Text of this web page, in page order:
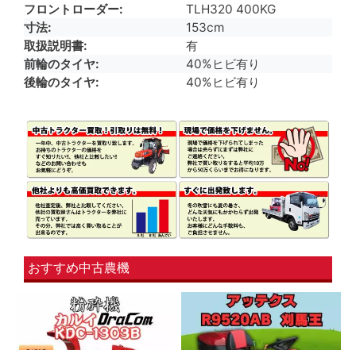
フロントローダー
TLH320 400KG
寸法
153cm
取扱説明書
有
前輪のタイヤ
40%ヒビ有り
後輪のタイヤ
40%ヒビ有り
おすすめ中古農機